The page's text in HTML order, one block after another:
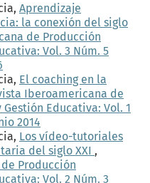
Aprendizaje
la conexión del siglo
de Producción
Vol. 3 Núm. 5
El coaching en la
Iberoamericana de
Educativa: Vol. 1
2014
Los vídeo-tutoriales
del siglo XXI ,
Producción
Vol. 2 Núm. 3